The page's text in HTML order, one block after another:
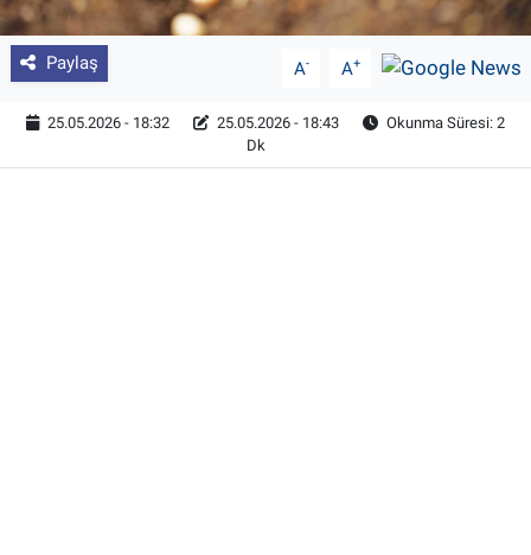
Paylaş A- A+
25.05.2026 - 18:32 25.05.2026 - 18:43
Okunma Süresi: 2
Dk